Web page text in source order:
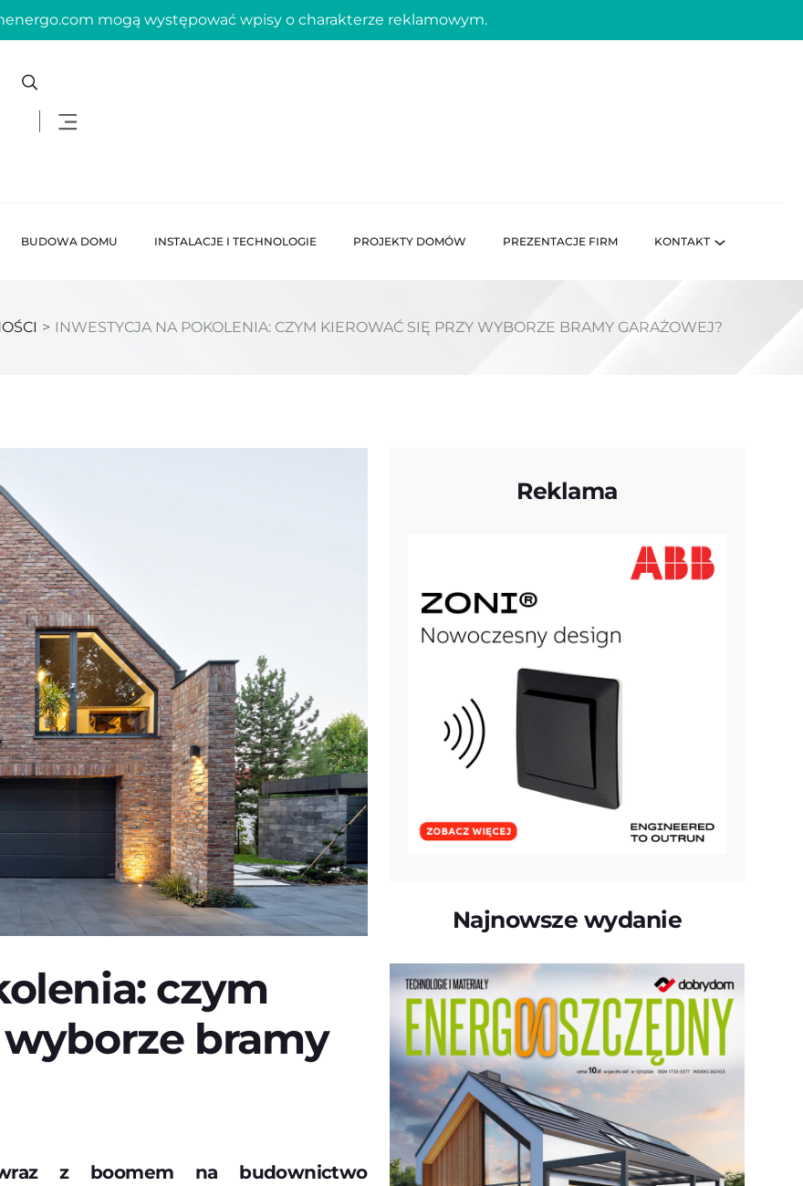
mogą występować wpisy o charakterze reklamowym.
BUDOWA DOMU INSTALACJE I TECHNOLOGIE PROJEKTY DOMÓW PREZENTACJE FIRM KONTAKT
> INWESTYCJA NA POKOLENIA: CZYM KIEROWAĆ SIĘ PRZY WYBORZE BRAMY GARAŻOWEJ?
czym
bramy
z boomem na budownictwo
Reklama
Najnowsze wydanie